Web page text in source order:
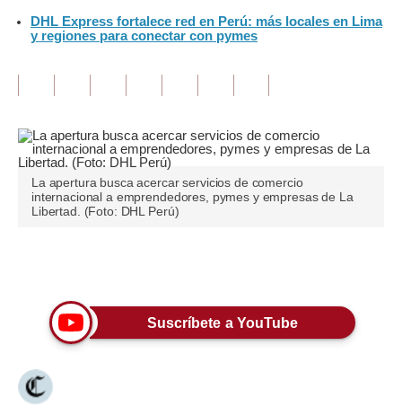
Inmobiliarias
Opinión
Editorial
Pregunta de hoy
Blogs
Viajes
Estilos
DHL Express fortalece red en Perú: más locales en Lima
y regiones para conectar con pymes
La apertura busca acercar servicios de comercio
internacional a emprendedores, pymes y empresas de La
Libertad. (Foto: DHL Perú)
Suscríbete a YouTube